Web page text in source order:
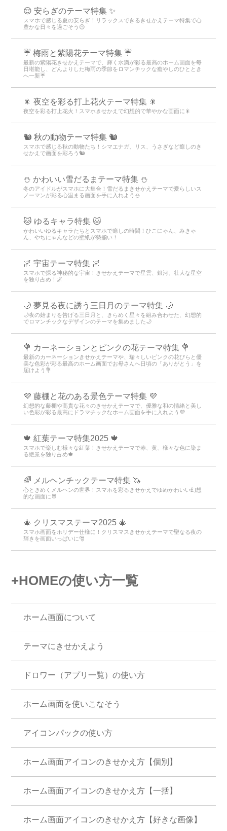
😌 安らぎのテーマ特集 ✨
スマホで感じる夏の安らぎ！リラックスできるきせかえテーマ特集で心
豊かな日々を過ごそう😌
☔ 梅雨と紫陽花テーマ特集 ☔
最新の紫陽花きせかえテーマで、輝く水滴が彩る最高のホーム画面を毎
日堪能し、どんよりした梅雨の季節をロマンチックな癒やしのひととき
へ一新☔
🎇 夜空を彩る打上花火テーマ特集 🎇
夜空を彩る打上花火！スマホきせかえで幻想的で華やかな画面に🎇
🐿️ 秋の動物テーマ特集 🐿️
スマホで感じる秋の動物たち！シマエナガ、リス、うさぎなど癒しのき
せかえで画面を彩ろう🐿️
⛄️ かわいい雪だるまテーマ特集️ ⛄️
冬のアイドルがスマホに大集合！雪だるまきせかえテーマで愛らしいス
ノーマンが彩る心温まる画面を手に入れよう️⛄️
🐱 ゆるキャラ特集 🐱
かわいいゆるキャラたちとスマホで癒しの時間！ひこにゃん、みきゃ
ん、やちにゃんなどの壁紙が勢揃い！
🌌 宇宙テーマ特集 🌌
スマホで探る神秘的な宇宙！きせかえテーマで星雲、銀河、壮大な星空
を独り占め！🌌
🌙 夢見る夜に誘う三日月のテーマ特集 🌙
🌙夜の始まりを告げる三日月と、きらめく星々を組み合わせた、幻想的
でロマンチックなデザインのテーマを集めました🌙
💐 カーネーションとピンクの花テーマ特集 💐
最新のカーネーションきせかえテーマや、瑞々しいピンクの花びらと優
美な色彩が彩る最高のホーム画面でお母さんへ日頃の「ありがとう」を
届けよう💐
💜 藤棚と花のある景色テーマ特集 💜
幻想的な藤棚や高貴な花々のきせかえテーマで、優雅な和の情緒と美し
い色彩が彩る最高にドラマチックなホーム画面を手に入れよう💜
🍁 紅葉テーマ特集2025 🍁
スマホで楽しむ様々な紅葉！きせかえテーマで赤、黄、様々な色に染ま
る絶景を独り占め🍁
🌈 メルヘンチックテーマ特集 🦄
心ときめくメルヘンの世界！スマホを彩るきせかえでゆめかわいい幻想
的な画面に🐰
🎄 クリスマステーマ2025 🎄
スマホ画面をホリデー仕様に！クリスマスきせかえテーマで聖なる夜の
輝きを画面いっぱいに🎅
+HOMEの使い方一覧
ホーム画面について
テーマにきせかえよう
ドロワー（アプリ一覧）の使い方
ホーム画面を使いこなそう
アイコンパックの使い方
ホーム画面アイコンのきせかえ方【個別】
ホーム画面アイコンのきせかえ方【一括】
ホーム画面アイコンのきせかえ方【好きな画像】